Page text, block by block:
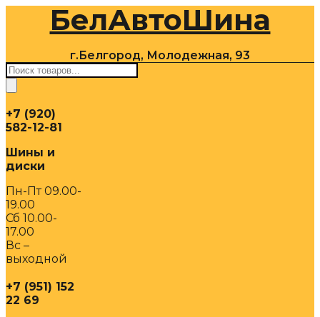
содержимомуБелАвтоШина
г.Белгород, Молодежная, 93
Поиск
товаров
+7 (920)
582-12-81
Шины и
диски
Пн-Пт 09.00-
19.00
Сб 10.00-
17.00
Вс –
выходной
+7 (951) 152
22 69